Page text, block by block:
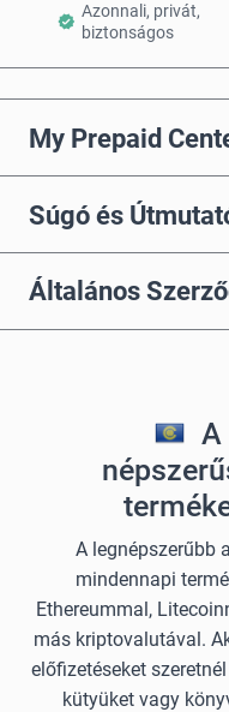
Azonnali, privát,
biztonságos
My Prepaid
Súgó és
Általános
A
A legnépszerűbb
mindennapi
Ethereummal,
más kriptovalutával.
előfizetéseket
kütyüket vagy